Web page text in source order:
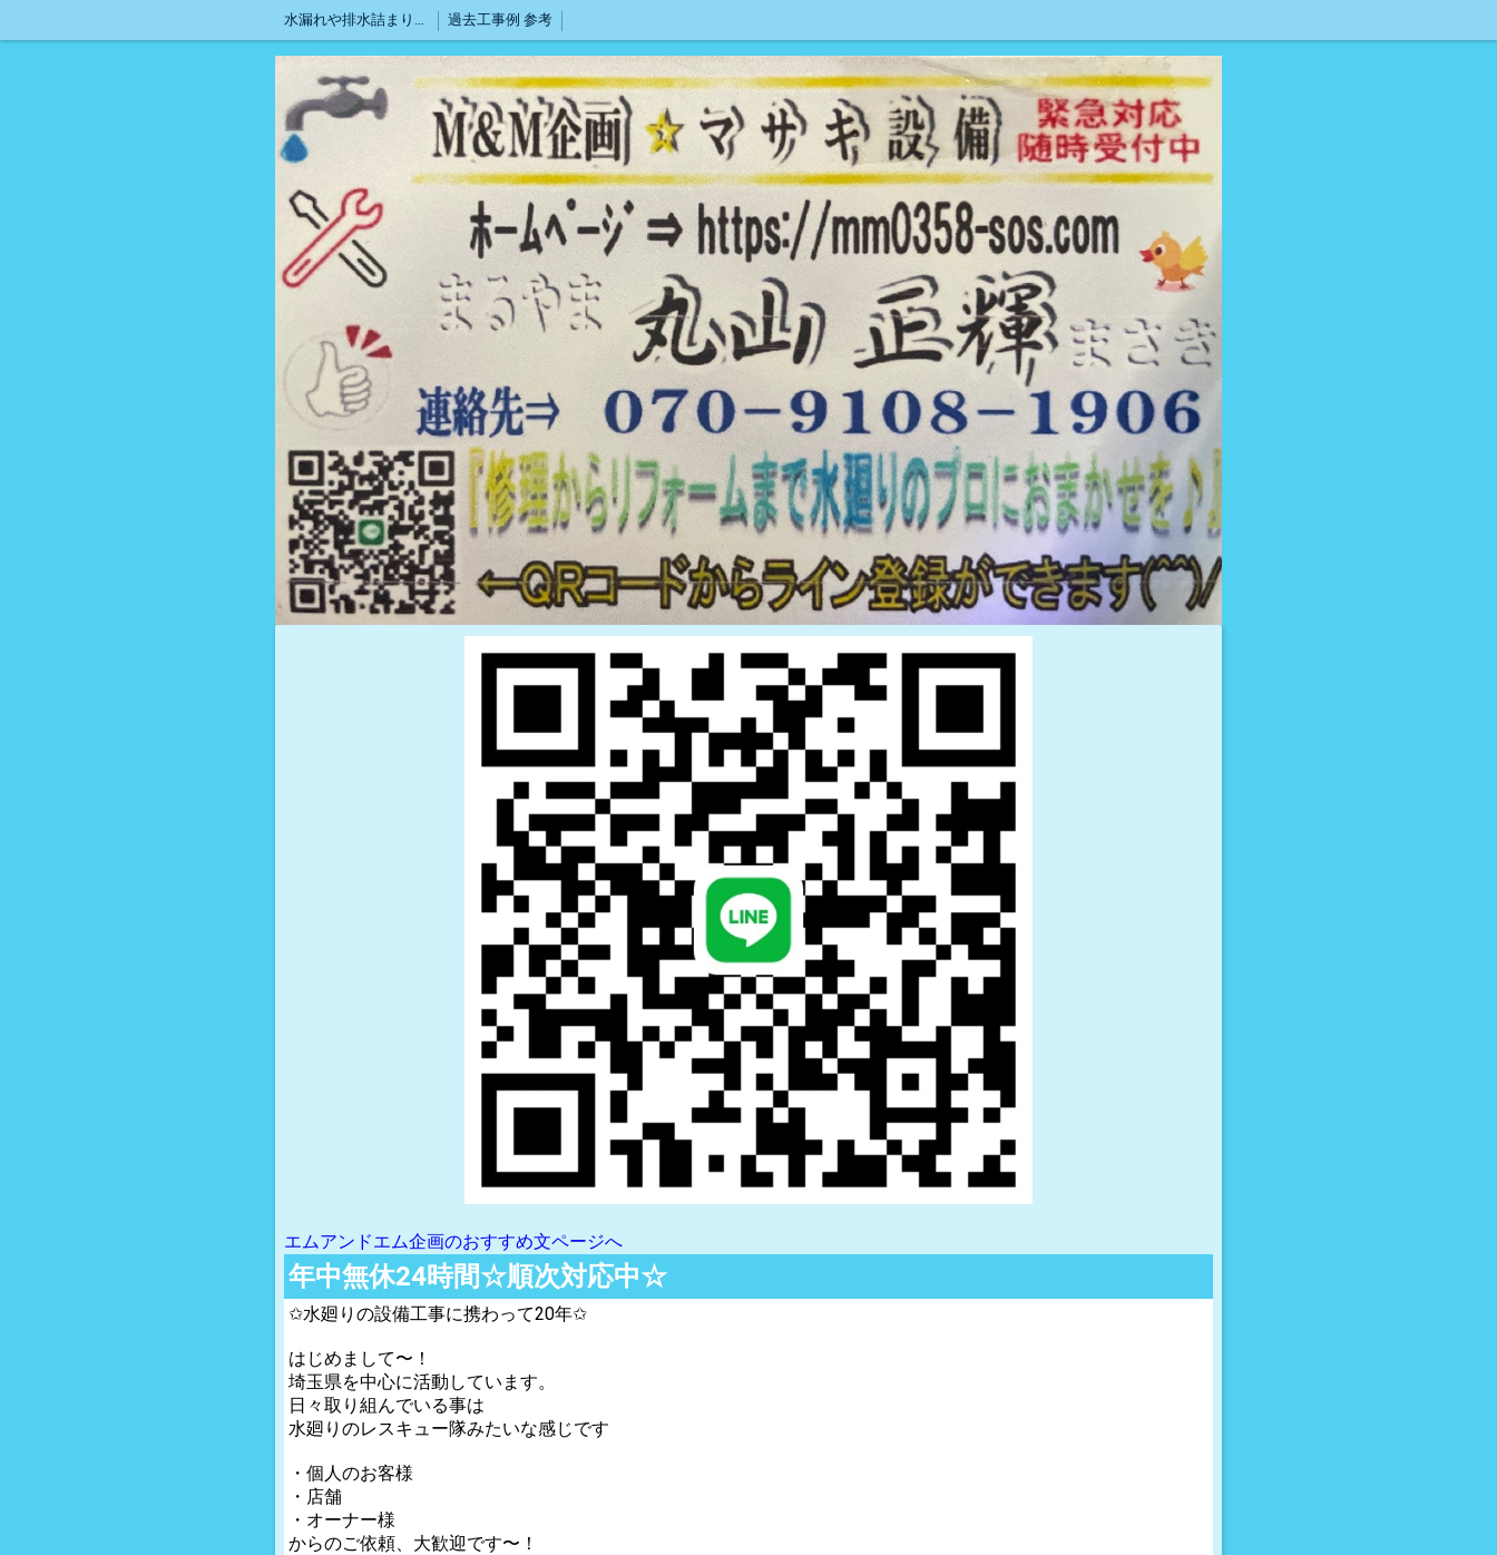
水漏れや排水詰まりのトラブル24時間順次対応中♪ 過去工事例 参考
エムアンドエム企画のおすすめ文ページへ
年中無休24時間☆順次対応中☆
✩水廻りの設備工事に携わって20年✩
はじめまして〜！
埼玉県を中心に活動しています。
日々取り組んでいる事は
水廻りのレスキュー隊みたいな感じです
・個人のお客様
・店舗
・オーナー様
からのご依頼、大歓迎です〜！